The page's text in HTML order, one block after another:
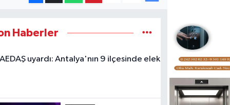
Haberler